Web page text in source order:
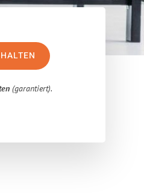
(garantiert).